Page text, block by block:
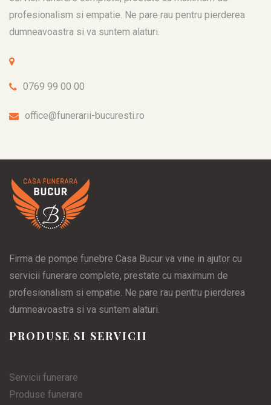
profesionalism si empatie. Ne pare rau pentru pierderea
dumneavoastra si va suntem alaturi.
0769 99 00 00
office@funerarii-bucuresti.ro
Firma de pompe funebre Casa Bucur va vine in ajutor cu
servicii funerare complete, prestate cu maximum de
profesionalism si empatie. Ne pare rau pentru pierderea
dumneavoastra si va suntem alaturi.
PRODUSE SI SERVICII
Servicii funerare
Produse funerare